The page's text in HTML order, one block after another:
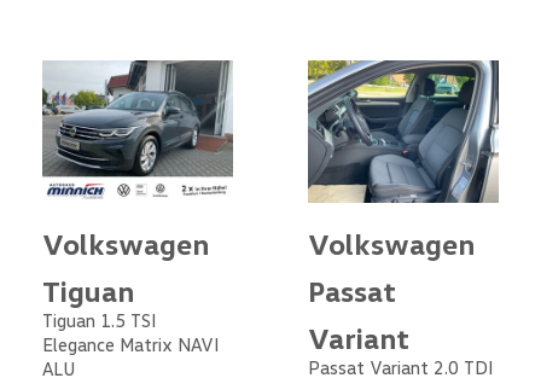
Volkswagen
Tiguan
Tiguan 1.5 TSI
Elegance Matrix NAVI
ALU
Volkswagen
Passat
Variant
Passat Variant 2.0 TDI